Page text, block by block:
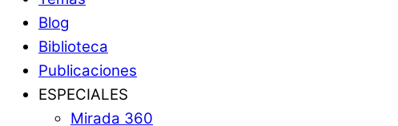
Blog
Biblioteca
Publicaciones
ESPECIALES
Mirada 360